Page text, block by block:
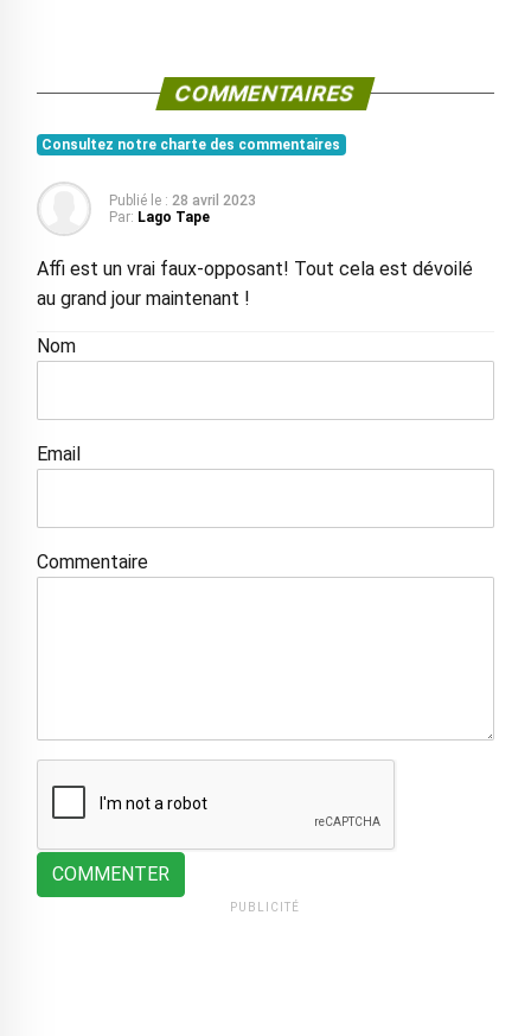
COMMENTAIRES
Consultez notre charte des commentaires
Publié le : 28 avril 2023
Par: Lago Tape
Affi est un vrai faux-opposant! Tout cela est dévoilé
au grand jour maintenant !
Nom
Email
Commentaire
COMMENTER
PUBLICITÉ